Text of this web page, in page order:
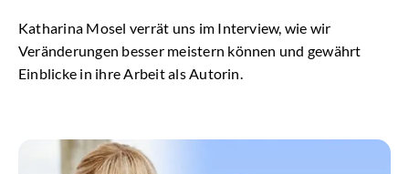
Katharina Mosel verrät uns im Interview, wie wir
Veränderungen besser meistern können und gewährt
Einblicke in ihre Arbeit als Autorin.